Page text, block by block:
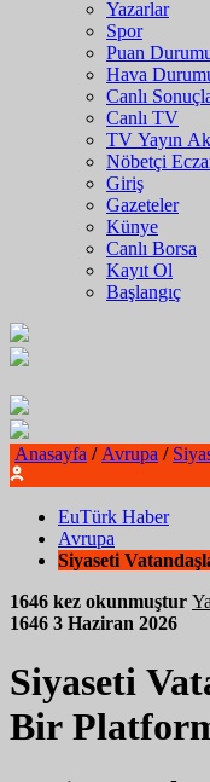
Yazarlar
Spor
Puan
Hava
Canlı
Canlı TV
TV Yayın
Nöbetçi
Giriş
Gazeteler
Künye
Canlı Borsa
Kayıt Ol
Başlangıç
Anasayfa / Avrupa /
EuTürk Haber
Avrupa
Siyaseti
1646 kez okunmuştur
1646 3 Haziran 2026
Siyaseti
Bir